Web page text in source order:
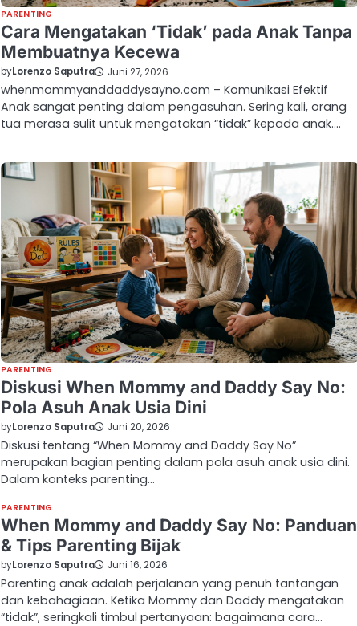
PARENTING
Cara Mengatakan ‘Tidak’ pada Anak Tanpa
Membuatnya Kecewa
byLorenzo Saputra Juni 27, 2026
whenmommyanddaddysayno.com – Komunikasi Efektif
Anak sangat penting dalam pengasuhan. Sering kali, orang
tua merasa sulit untuk mengatakan “tidak” kepada anak.…
PARENTING
Diskusi When Mommy and Daddy Say No:
Pola Asuh Anak Usia Dini
byLorenzo Saputra Juni 20, 2026
Diskusi tentang “When Mommy and Daddy Say No”
merupakan bagian penting dalam pola asuh anak usia dini.
Dalam konteks parenting…
PARENTING
When Mommy and Daddy Say No: Panduan
& Tips Parenting Bijak
byLorenzo Saputra Juni 16, 2026
Parenting anak adalah perjalanan yang penuh tantangan
dan kebahagiaan. Ketika Mommy dan Daddy mengatakan
“tidak”, seringkali timbul pertanyaan: bagaimana cara…